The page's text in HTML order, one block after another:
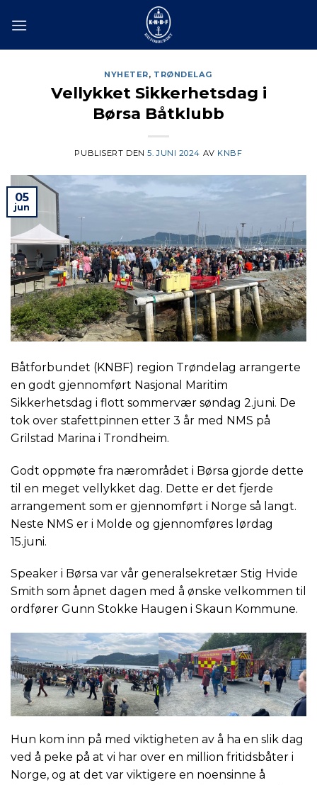
NYHETER, TRØNDELAG
Vellykket Sikkerhetsdag i
Børsa Båtklubb
PUBLISERT DEN5. JUNI 2024 AV KNBF
05
jun
Båtforbundet (KNBF) region Trøndelag arrangerte
en godt gjennomført Nasjonal Maritim
Sikkerhetsdag i flott sommervær søndag 2.juni. De
tok over stafettpinnen etter 3 år med NMS på
Grilstad Marina i Trondheim.
Godt oppmøte fra nærområdet i Børsa gjorde dette
til en meget vellykket dag. Dette er det fjerde
arrangement som er gjennomført i Norge så langt.
Neste NMS er i Molde og gjennomføres lørdag
15.juni.
Speaker i Børsa var vår generalsekretær Stig Hvide
Smith som åpnet dagen med å ønske velkommen til
ordfører Gunn Stokke Haugen i Skaun Kommune.
Hun kom inn på med viktigheten av å ha en slik dag
ved å peke på at vi har over en million fritidsbåter i
Norge, og at det var viktigere en noensinne å